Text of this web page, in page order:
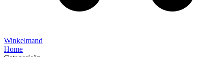
Winkelmand
Home